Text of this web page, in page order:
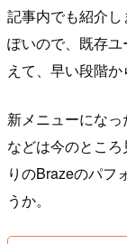
記事内でも紹介
ぽいので、既存
えて、早い段階
新メニューにな
などは今のとこ
りのBrazeのパフ
うか。